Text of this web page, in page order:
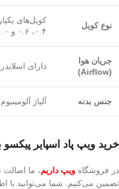
نوع کویل
۰.۴، ۰.۶ و ۱.۰ اهم
جریان هوا
(Airflow)
دارای
جنس بدنه آلیاژ
خرید ویپ پاد اسپایر
در فروشگاه ویپ داریم، ما
تضمین می‌کنیم. شما می‌توانید با